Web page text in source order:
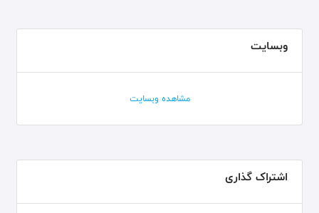
وبسایت
مشاهده وبسایت
اشتراک گذاری